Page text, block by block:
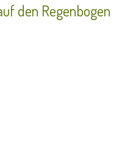
den Regenbogen